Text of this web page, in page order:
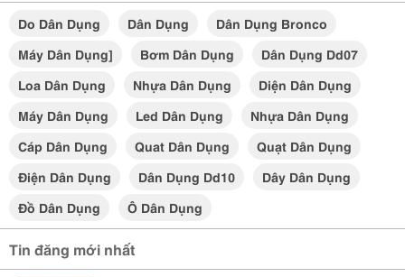
Do Dân Dụng Dân Dụng
Dân Dụng Bronco
Máy Dân Dụng]
Bơm Dân Dụng
Dân Dụng Dd07
Loa Dân Dụng
Nhựa Dân Dụng
Diện Dân Dụng
Máy Dân Dụng
Led Dân Dụng
Nhựa Dân Dụng
Cáp Dân Dụng
Quat Dân Dụng
Quạt Dân Dụng
Điện Dân Dụng
Dân Dụng Dd10
Dây Dân Dụng
Đồ Dân Dụng
Ô Dân Dụng
Tin đăng mới nhất